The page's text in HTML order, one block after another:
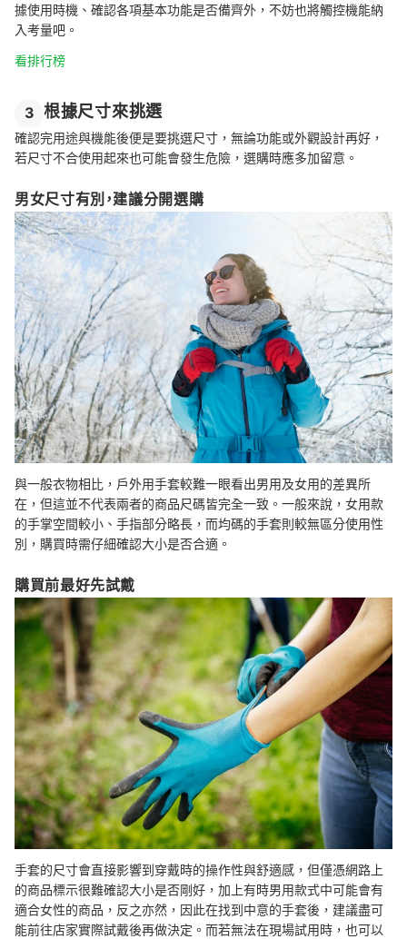
據使用時機、確認各項基本功能是否備齊外，不妨也將觸控機能納
入考量吧。
看排行榜
3 根據尺寸來挑選
確認完用途與機能後便是要挑選尺寸，無論功能或外觀設計再好，
若尺寸不合使用起來也可能會發生危險，選購時應多加留意。
男女尺寸有別，建議分開選購
與一般衣物相比，戶外用手套較難一眼看出男用及女用的差異所
在，但這並不代表兩者的商品尺碼皆完全一致。一般來說，女用款
的手掌空間較小、手指部分略長，而均碼的手套則較無區分使用性
別，購買時需仔細確認大小是否合適。
購買前最好先試戴
手套的尺寸會直接影響到穿戴時的操作性與舒適感，但僅憑網路上
的商品標示很難確認大小是否剛好，加上有時男用款式中可能會有
適合女性的商品，反之亦然，因此在找到中意的手套後，建議盡可
能前往店家實際試戴後再做決定。而若無法在現場試用時，也可以